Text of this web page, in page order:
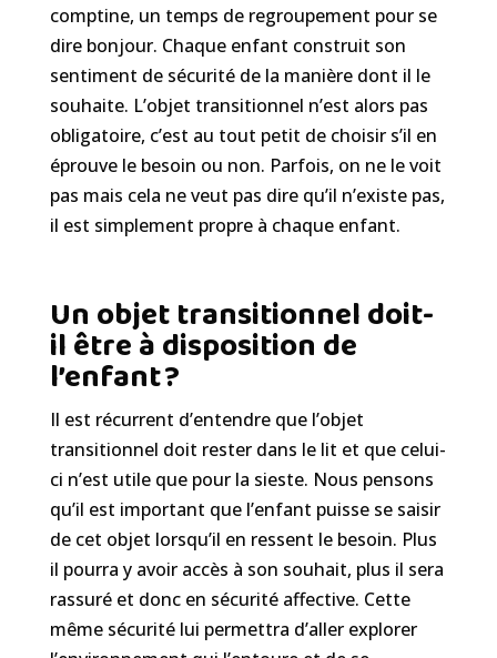
comptine, un temps de regroupement pour se
dire bonjour. Chaque enfant construit son
sentiment de sécurité de la manière dont il le
souhaite. L’objet transitionnel n’est alors pas
obligatoire, c’est au tout petit de choisir s’il en
éprouve le besoin ou non. Parfois, on ne le voit
pas mais cela ne veut pas dire qu’il n’existe pas,
il est simplement propre à chaque enfant.
Un objet transitionnel doit-
il être à disposition de
l’enfant ?
Il est récurrent d’entendre que l’objet
transitionnel doit rester dans le lit et que celui-
ci n’est utile que pour la sieste. Nous pensons
qu’il est important que l’enfant puisse se saisir
de cet objet lorsqu’il en ressent le besoin. Plus
il pourra y avoir accès à son souhait, plus il sera
rassuré et donc en sécurité affective. Cette
même sécurité lui permettra d’aller explorer